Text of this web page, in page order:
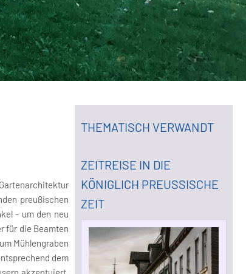
preußischen
- um den neu
für die Beamten
Mühlengraben
dem
THEMATISCH VERWANDT
ZEITREISE IN DIE
KÖNIGLICH PREUSSISCHE Z
EIT